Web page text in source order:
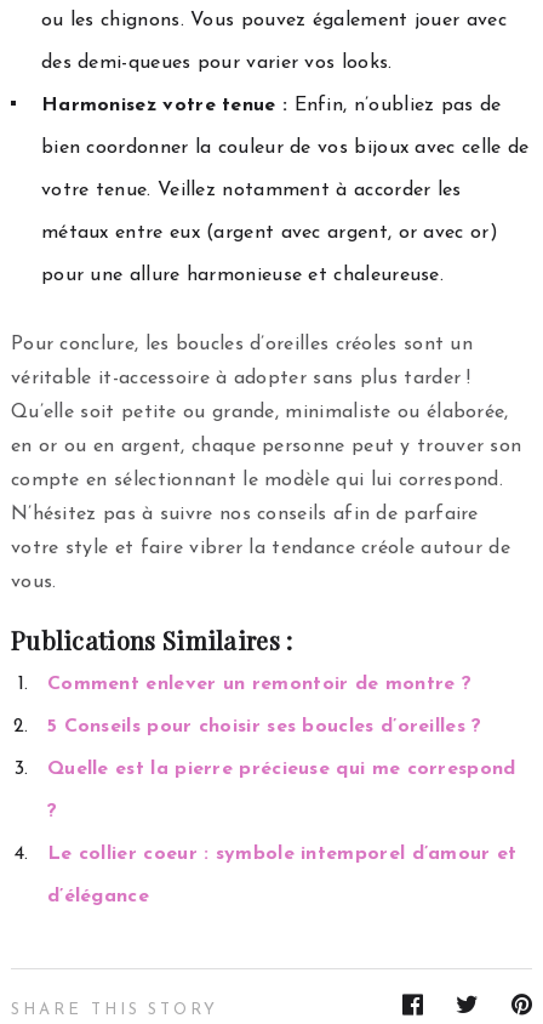
ou les chignons. Vous pouvez également jouer avec
des demi-queues pour varier vos looks.
Harmonisez votre tenue : Enfin, n’oubliez pas de
bien coordonner la couleur de vos bijoux avec celle de
votre tenue. Veillez notamment à accorder les
métaux entre eux (argent avec argent, or avec or)
pour une allure harmonieuse et chaleureuse.
Pour conclure, les boucles d’oreilles créoles sont un
véritable it-accessoire à adopter sans plus tarder !
Qu’elle soit petite ou grande, minimaliste ou élaborée,
en or ou en argent, chaque personne peut y trouver son
compte en sélectionnant le modèle qui lui correspond.
N’hésitez pas à suivre nos conseils afin de parfaire
votre style et faire vibrer la tendance créole autour de
vous.
Publications Similaires :
Comment enlever un remontoir de montre ?
5 Conseils pour choisir ses boucles d’oreilles ?
Quelle est la pierre précieuse qui me correspond
?
Le collier coeur : symbole intemporel d’amour et
d’élégance
SHARE THIS STORY